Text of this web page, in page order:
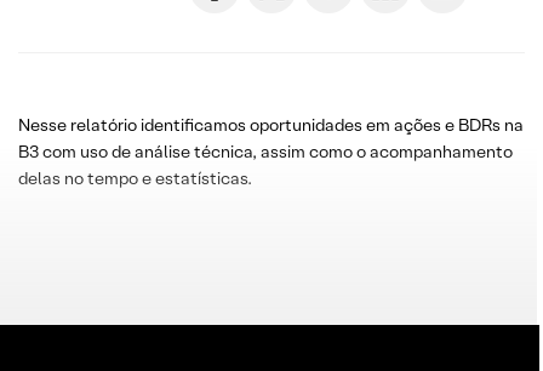
Nesse relatório identificamos oportunidades em ações e BDRs na
B3 com uso de análise técnica, assim como o acompanhamento
delas no tempo e estatísticas.